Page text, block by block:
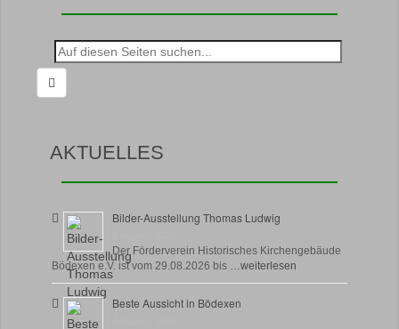
Suche
nach:
AKTUELLES
Bilder-Ausstellung Thomas Ludwig
Der Förderverein Historisches Kirchengebäude
Bödexen e.V. ist vom 29.08.2026 bis …weiterlesen
Beste Aussicht in Bödexen